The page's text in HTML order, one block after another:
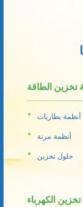
تخزين الطاقة
أنظمة بطاريات
أنظمة مرنة
حلول تخزين
تخزين الكهرباء